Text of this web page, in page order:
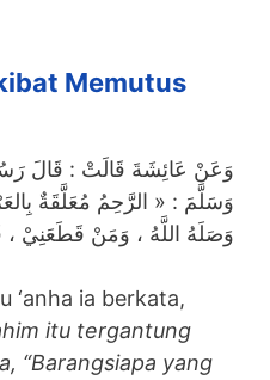
Memutus
وَعَنْ عَائِشَةَ قَالَتْ : قَالَ
وَسَلَّمَ : « الرَّحِمُ مُعَلَّقَةٌ
وَصَلَهُ اللَّهُ ، وَمَنْ قَطَعَنِيْ ،
‘anha ia berkata,
itu tergantung
“Barangsiapa yang